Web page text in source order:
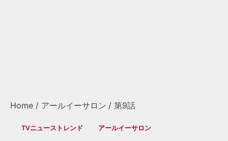
Home アールイーサロン 第9話
TVニューストレンド アールイーサロン